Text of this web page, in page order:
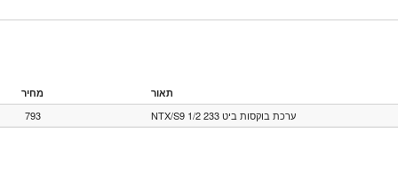
תאור מחיר
ערכת בוקסות ביט 233 1/2 NTX/S9 793